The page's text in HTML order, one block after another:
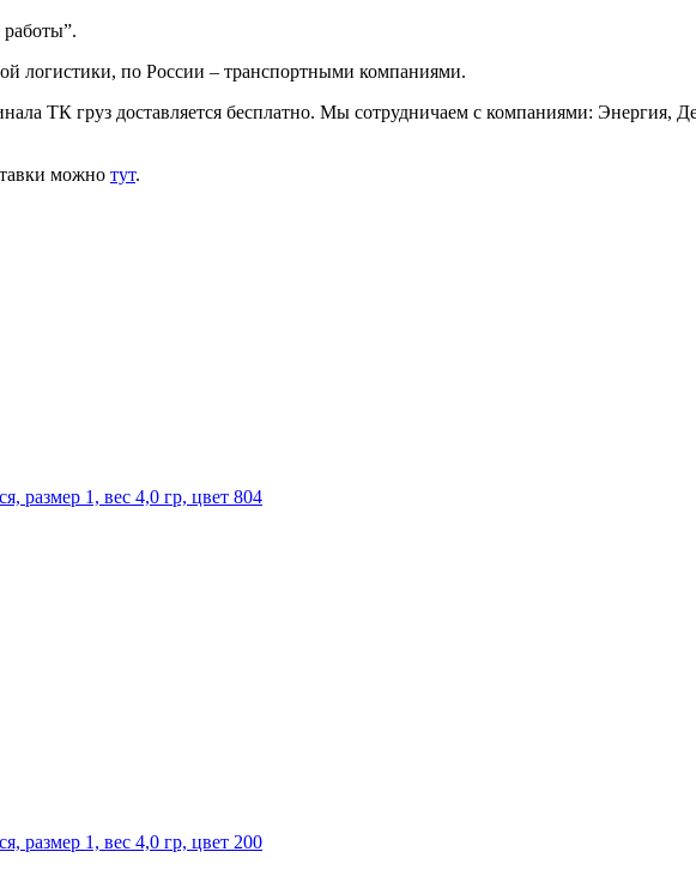
логистики, по России – транспортными компаниями.
ТК груз доставляется бесплатно. Мы сотрудничаем с компаниями:
можно тут.
размер 1, вес 4,0 гр, цвет 804
размер 1, вес 4,0 гр, цвет 200